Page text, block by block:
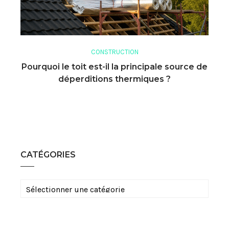
CONSTRUCTION
Pourquoi le toit est-il la principale source de
déperditions thermiques ?
CATÉGORIES
Catégories